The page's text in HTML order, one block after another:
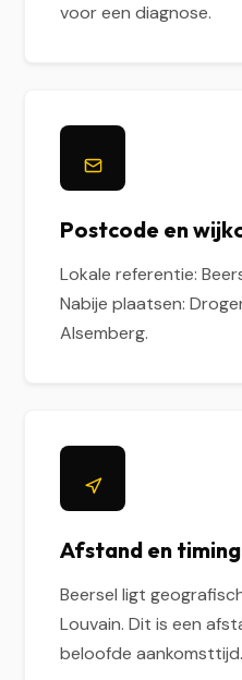
voor een diagnose.
Postcode en
Lokale referentie:
Nabije plaatsen:
Alsemberg.
Afstand en timing
Beersel ligt
Louvain. Dit is een
beloofde aankomsttijd.